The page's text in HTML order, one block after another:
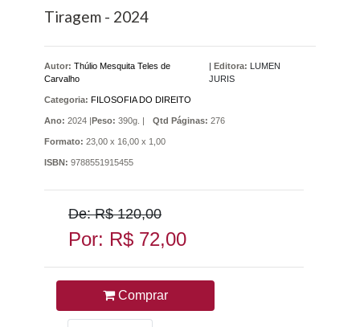
Tiragem - 2024
Autor: Thúlio Mesquita Teles de
Carvalho
| Editora: LUMEN
JURIS
Categoria: FILOSOFIA DO DIREITO
Ano: 2024 |Peso: 390g. | Qtd Páginas: 276
Formato: 23,00 x 16,00 x 1,00
ISBN: 9788551915455
De: R$ 120,00
Por: R$ 72,00
Comprar